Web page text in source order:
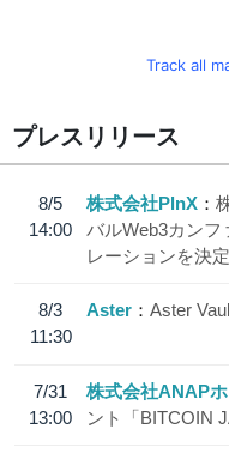
Track all
プレスリリース
8/5
14:00
株式会社PlnX
バルWeb3カンフ
レーションを決定
8/3
11:30
Aster Aster
7/31
13:00
株式会社ANAP
ント「BITCOIN